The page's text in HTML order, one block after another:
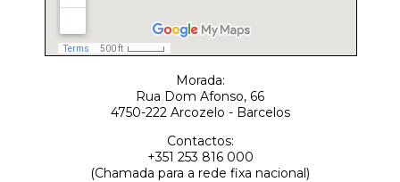
Morada:
Rua Dom Afonso, 66
4750-222 Arcozelo - Barcelos
Contactos:
+351 253 816 000
(Chamada para a rede fixa nacional)